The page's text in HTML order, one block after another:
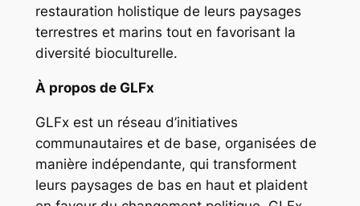
restauration holistique de leurs paysages
terrestres et marins tout en favorisant la
diversité bioculturelle.
À propos de GLFx
GLFx est un réseau d’initiatives
communautaires et de base, organisées de
manière indépendante, qui transforment
leurs paysages de bas en haut et plaident